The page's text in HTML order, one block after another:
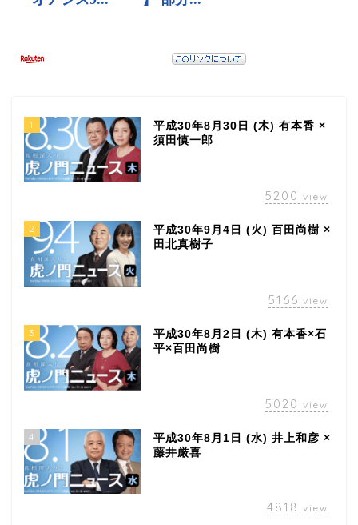
1
平成30年8月30日 (木) 有本香 ×
須田慎一郎
5200 view
2
平成30年9月4日 (火) 百田尚樹 ×
田北真樹子
5166 view
3
平成30年8月2日 (木) 有本香×石
平×百田尚樹
5020 view
4
平成30年8月1日 (水) 井上和彦 ×
藤井厳喜
4818 view